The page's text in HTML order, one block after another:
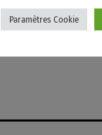
Paramètres Cookie